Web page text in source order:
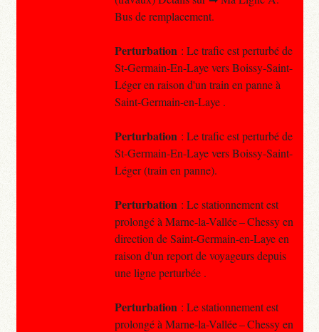
Bus de remplacement.
Perturbation : Le trafic est perturbé de
St-Germain-En-Laye vers Boissy-Saint-
Léger en raison d'un train en panne à
Saint-Germain-en-Laye .
Perturbation : Le trafic est perturbé de
St-Germain-En-Laye vers Boissy-Saint-
Léger (train en panne).
Perturbation : Le stationnement est
prolongé à Marne-la-Vallée – Chessy en
direction de Saint-Germain-en-Laye en
raison d'un report de voyageurs depuis
une ligne perturbée .
Perturbation : Le stationnement est
prolongé à Marne-la-Vallée – Chessy en